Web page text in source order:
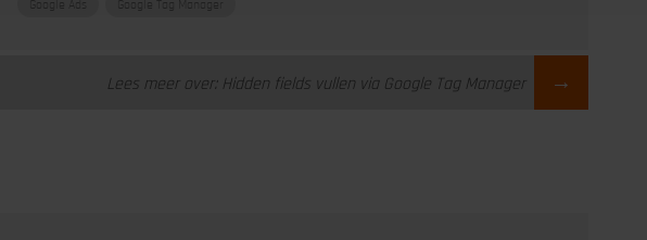
Lees meer over: Hidden fields vullen via Google Tag Manager →